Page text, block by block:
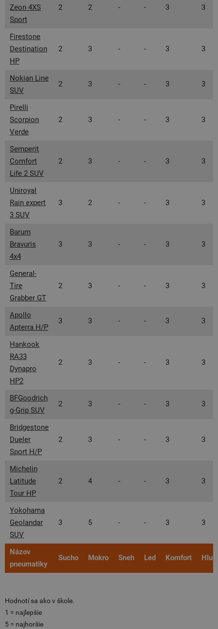
Zeon 4XS
Sport
2 2 - - 3 3
Firestone
Destination
HP
2 3 - - 3 3
Nokian Line
SUV
2 3 - - 3 3
Pirelli
Scorpion
Verde
2 3 - - 3 3
Semperit
Comfort
Life 2 SUV
2 3 - - 3 3
Uniroyal
Rain expert
3 SUV
3 2 - - 3 3
Barum
Bravuris
4x4
3 3 - - 3 3
General-
Tire
Grabber GT
2 3 - - 3 3
Apollo
Apterra H/P
3 3 - - 3 3
Hankook
RA33
Dynapro
HP2
2 3 - - 3 3
BFGoodrich
g-Grip SUV
2 3 - - 3 3
Bridgestone
Dueler
Sport H/P
2 3 - - 3 3
Michelin
Latitude
Tour HP
2 4 - - 3 3
Yokohama
Geolandar
SUV
3 5 - - 3 3
Názov
pneumatiky
Sucho Mokro Sneh Led Komfort
Hodnotí sa ako v škole.
1 = najlepšie
5 = najhoršie